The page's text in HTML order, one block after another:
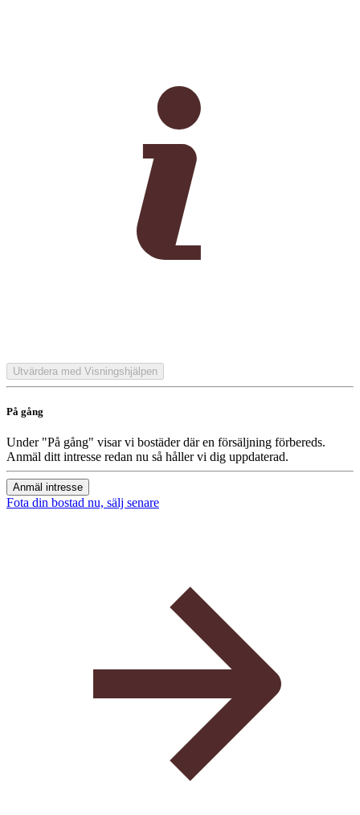
Utvärdera med Visningshjälpen
På gång
Under "På gång" visar vi bostäder där en försäljning förbereds.
Anmäl ditt intresse redan nu så håller vi dig uppdaterad.
Anmäl intresse
Fota din bostad nu, sälj senare